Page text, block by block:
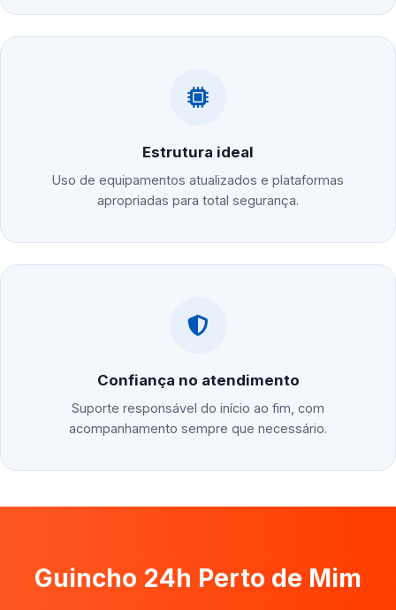
Estrutura ideal
Uso de equipamentos atualizados e plataformas
apropriadas para total segurança.
Confiança no atendimento
Suporte responsável do início ao fim, com
acompanhamento sempre que necessário.
Guincho 24h Perto de Mim